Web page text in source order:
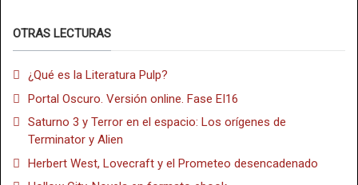
OTRAS LECTURAS
¿Qué es la Literatura Pulp?
Portal Oscuro. Versión online. Fase EI16
Saturno 3 y Terror en el espacio: Los orígenes de
Terminator y Alien
Herbert West, Lovecraft y el Prometeo desencadenado